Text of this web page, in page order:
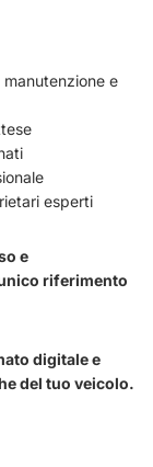
e
esperti
e
riferimento
digitale e
del tuo veicolo.